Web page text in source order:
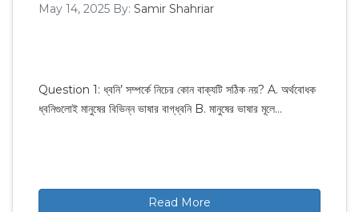
May 14, 2025 By: Samir Shahriar
Question 1: ধ্বনি’ সম্পর্কে নিচের কোন বাক্যটি সঠিক নয়? A. অর্থবোধক
ধ্বনিগুলোই মানুষের বিভিন্ন ভাষার বাগ্‌ধ্বনি B. মানুষের ভাষার মূলে…
Read More